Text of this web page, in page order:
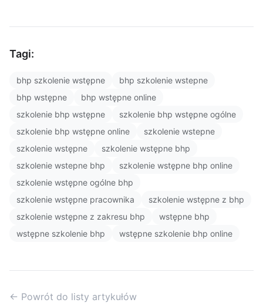
Tagi:
bhp szkolenie wstępne
bhp szkolenie wstepne
bhp wstępne
bhp wstępne online
szkolenie bhp wstępne
szkolenie bhp wstępne ogólne
szkolenie bhp wstępne online
szkolenie wstepne
szkolenie wstępne
szkolenie wstępne bhp
szkolenie wstepne bhp
szkolenie wstępne bhp online
szkolenie wstępne ogólne bhp
szkolenie wstępne pracownika
szkolenie wstępne z bhp
szkolenie wstępne z zakresu bhp
wstępne bhp
wstępne szkolenie bhp
wstępne szkolenie bhp online
← Powrót do listy artykułów